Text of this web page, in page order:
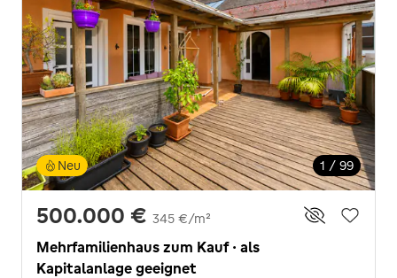
1 / 99
Neu
500.000 € 345 €/m²
Mehrfamilienhaus zum Kauf · als
Kapitalanlage geeignet